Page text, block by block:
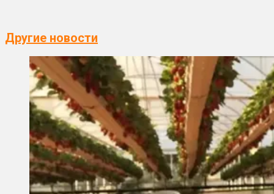
Другие новости